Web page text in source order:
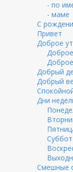
- по
- маме
С
Привет
Доброе
Добрый
Добрый
Дни
Смешные